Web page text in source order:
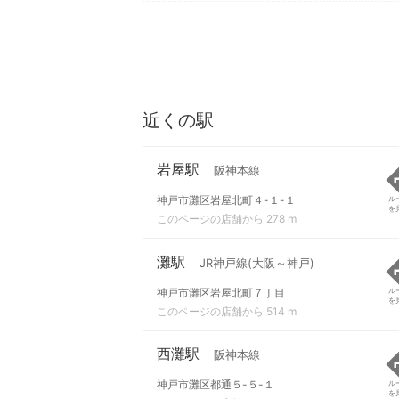
近くの駅
岩屋駅 阪神本線
神戸市灘区岩屋北町４-１-１
このページの店舗から 278 m
ル
を
灘駅 JR神戸線(大阪～神戸)
神戸市灘区岩屋北町７丁目
このページの店舗から 514 m
ル
を
西灘駅 阪神本線
神戸市灘区都通５-５-１
ル
を